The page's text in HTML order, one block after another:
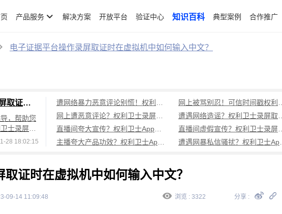
产品服务 解决方案 开放平台 验证中心 知识百科 典型案例 合作推广
电子证据平台操作录屏取证时在虚拟机中如何输入中文？
安卓手机使用权利卫士录屏取证常见问题（2）
，帮助您
士录屏取
28 18:02:15
证时在虚拟机中如何输入中文？
09-14 11:09:48 浏览 : 3322 分享 :